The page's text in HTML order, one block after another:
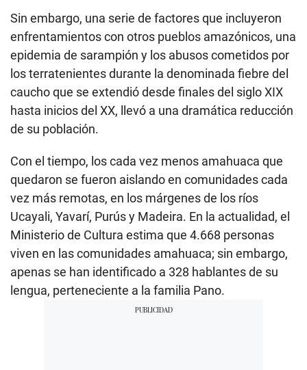
Sin embargo, una serie de factores que incluyeron
enfrentamientos con otros pueblos amazónicos, una
epidemia de sarampión y los abusos cometidos por
los terratenientes durante la denominada fiebre del
caucho que se extendió desde finales del siglo XIX
hasta inicios del XX, llevó a una dramática reducción
de su población.
Con el tiempo, los cada vez menos amahuaca que
quedaron se fueron aislando en comunidades cada
vez más remotas, en los márgenes de los ríos
Ucayali, Yavarí, Purús y Madeira. En la actualidad, el
Ministerio de Cultura estima que 4.668 personas
viven en las comunidades amahuaca; sin embargo,
apenas se han identificado a 328 hablantes de su
lengua, perteneciente a la familia Pano.